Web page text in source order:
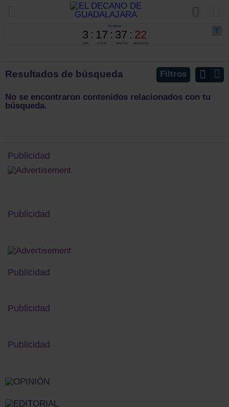
Filtros
Resultados de búsqueda
No se encontraron contenidos relacionados con tu
búsqueda.
Publicidad
Publicidad
Publicidad
Publicidad
Publicidad